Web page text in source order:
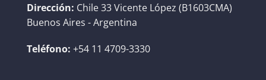
Dirección: Chile 33 Vicente López (B1603CMA)
Buenos Aires - Argentina
Teléfono: +54 11 4709-3330